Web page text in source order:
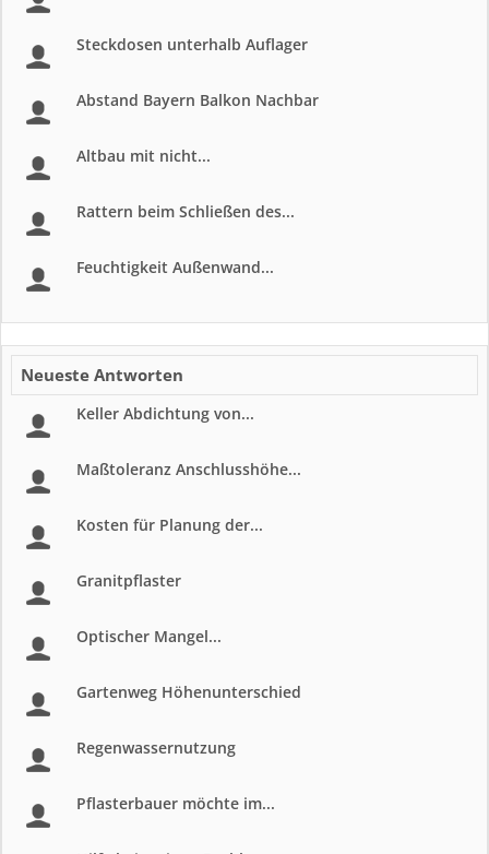
Steckdosen unterhalb Auflager
Abstand Bayern Balkon Nachbar
Altbau mit nicht...
Rattern beim Schließen des...
Feuchtigkeit Außenwand...
Neueste Antworten
Keller Abdichtung von...
Maßtoleranz Anschlusshöhe...
Kosten für Planung der...
Granitpflaster
Optischer Mangel...
Gartenweg Höhenunterschied
Regenwassernutzung
Pflasterbauer möchte im...